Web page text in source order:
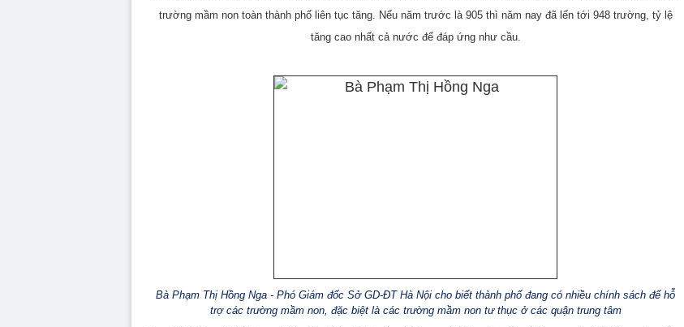
trường mầm non toàn thành phố liên tục tăng. Nếu năm trước là 905 thì năm nay đã lến tới 948 trường, tỷ lệ
tăng cao nhất cả nước để đáp ứng như cầu.
Bà Phạm Thị Hồng Nga - Phó Giám đốc Sở GD-ĐT Hà Nội cho biết thành phố đang có nhiều chính sách để hỗ
trợ các trường mầm non, đặc biệt là các trường mầm non tư thục ở các quận trung tâm